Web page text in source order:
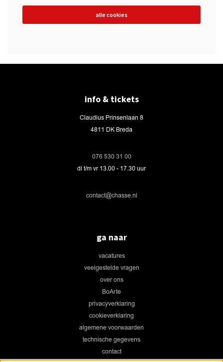
alle cookies
info & tickets
Claudius Prinsenlaan 8
4811 DK Breda
076 530 31 00
di t/m vr 13.00 - 17.30 uur
contact@chasse.nl
ga naar
vacatures
veelgestelde vragen
over ons
BoArte
privacyverklaring
cookieverklaring
algemene voorwaarden
technische gegevens
contact